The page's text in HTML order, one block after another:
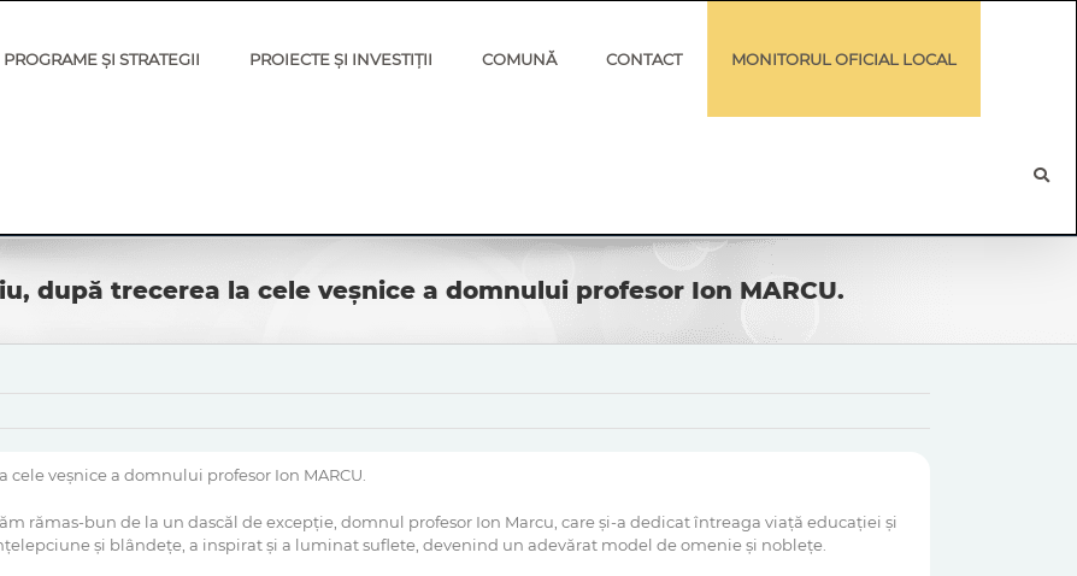
PROGRAME ȘI STRATEGII PROIECTE ȘI INVESTIȚII COMUNĂ CONTACT MONITORUL OFICIAL LOCAL
după trecerea la cele veșnice a domnului profesor Ion MARCU.
veșnice a domnului profesor Ion MARCU.
rămas-bun de la un dascăl de excepție, domnul profesor Ion Marcu, care și-a dedicat întreaga viață educației și
și blândețe, a inspirat și a luminat suflete, devenind un adevărat model de omenie și noblețe.